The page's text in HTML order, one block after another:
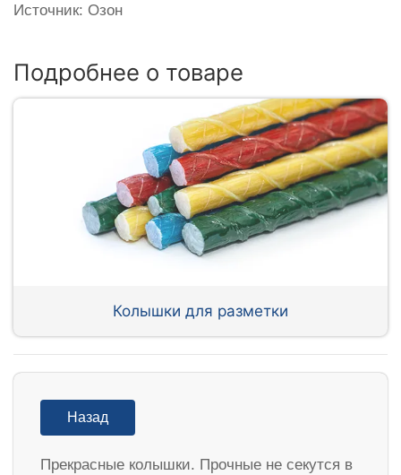
Источник: Озон
Подробнее о товаре
Колышки для разметки
Назад
Прекрасные колышки. Прочные не секутся в